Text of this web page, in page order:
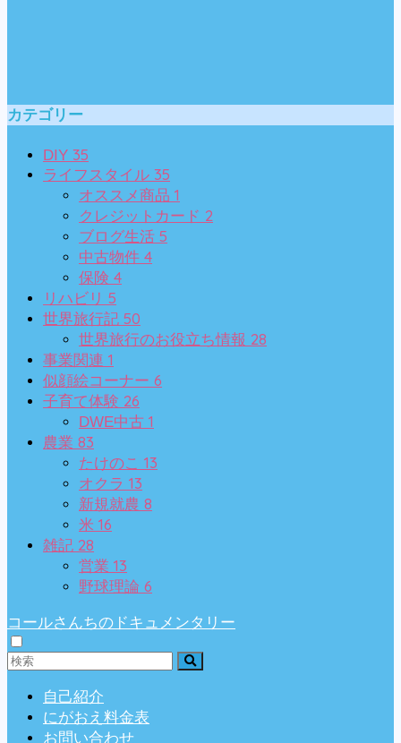
カテゴリー
DIY 35
ライフスタイル 35
オススメ商品 1
クレジットカード 2
ブログ生活 5
中古物件 4
保険 4
リハビリ 5
世界旅行記 50
世界旅行のお役立ち情報 28
事業関連 1
似顔絵コーナー 6
子育て体験 26
DWE中古 1
農業 83
たけのこ 13
オクラ 13
新規就農 8
米 16
雑記 28
営業 13
野球理論 6
コールさんちのドキュメンタリー
自己紹介
にがおえ料金表
お問い合わせ